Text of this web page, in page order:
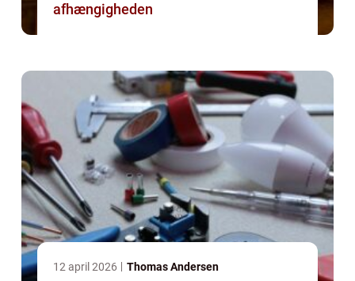
afhængigheden
12 april 2026 Thomas Andersen